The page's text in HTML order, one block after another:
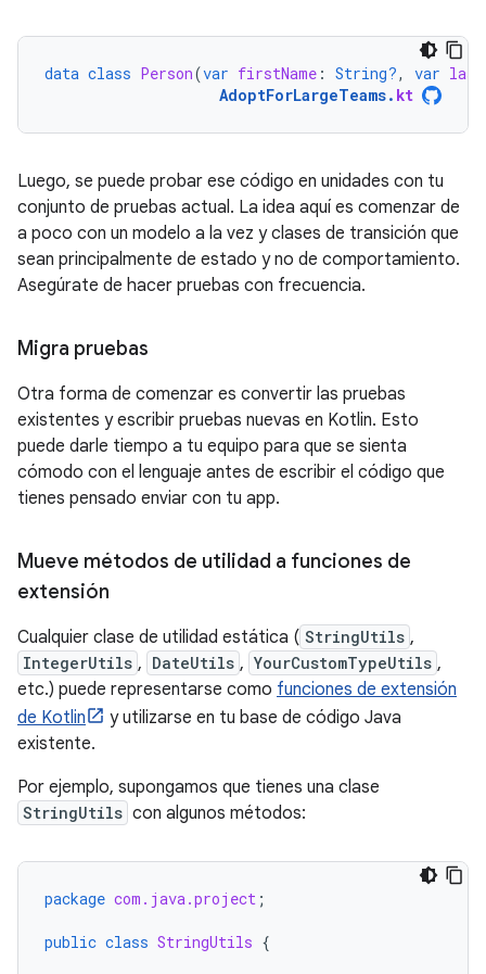
data class Person(var firstName : String?, var
AdoptForLargeTeams. kt
Luego, se puede probar ese código en unidades con tu
conjunto de pruebas actual. La idea aquí es comenzar de
a poco con un modelo a la vez y clases de transición que
sean principalmente de estado y no de comportamiento.
Asegúrate de hacer pruebas con frecuencia.
Migra pruebas
Otra forma de comenzar es convertir las pruebas
existentes y escribir pruebas nuevas en Kotlin. Esto
puede darle tiempo a tu equipo para que se sienta
cómodo con el lenguaje antes de escribir el código que
tienes pensado enviar con tu app.
Mueve métodos de utilidad a funciones de
extensión
Cualquier clase de utilidad estática ( StringUtils ,
IntegerUtils , DateUtils , YourCustomTypeUtils ,
etc.) puede representarse como funciones de extensión
de Kotlin
y utilizarse en tu base de código Java
existente.
Por ejemplo, supongamos que tienes una clase
StringUtils con algunos métodos:
package com.java.project ;
public class StringUtils {